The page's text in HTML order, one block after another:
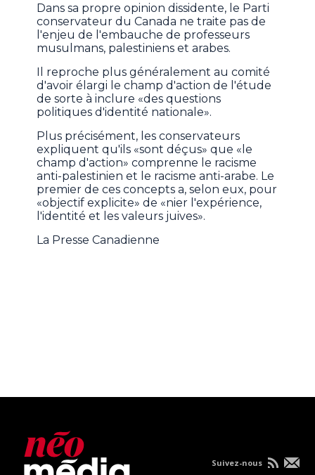
Dans sa propre opinion dissidente, le Parti
conservateur du Canada ne traite pas de
l'enjeu de l'embauche de professeurs
musulmans, palestiniens et arabes.
Il reproche plus généralement au comité
d'avoir élargi le champ d'action de l'étude
de sorte à inclure «des questions
politiques d'identité nationale».
Plus précisément, les conservateurs
expliquent qu'ils «sont déçus» que «le
champ d'action» comprenne le racisme
anti-palestinien et le racisme anti-arabe. Le
premier de ces concepts a, selon eux, pour
«objectif explicite» de «nier l'expérience,
l'identité et les valeurs juives».
La Presse Canadienne
Suivez-nous